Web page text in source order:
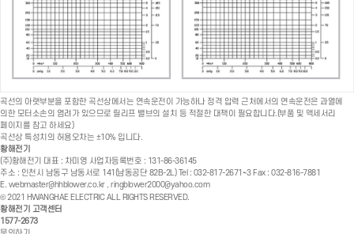
곡선의 아랫부분을 포함한 곡선상에서는 연속운전이 가능하나 정격 압력 근처에서의 연속운전은 과열에
의한 모터소손의 염려가 있으므로 릴리프 밸브의 설치 등 적절한 대책이 필요합니다.(부품 및 액세서리
페이지를 참고 하세요)
곡선상 특성치의 허용오차는 ±10% 입니다.
황해전기
(주)황해전기
대표 : 차미영 사업자등록번호 : 131-86-36145
주소 : 인천시 남동구 남동서로 141(남동공단 82B-2L) Tel : 032-817-2671~3 Fax : 032-816-7881
E. webmaster@hhblower.co.kr, ringblower2000@yahoo.com
© 2021 HWANGHAE ELECTRIC ALL RIGHTS RESERVED.
황해전기 고객센터
1577-2673